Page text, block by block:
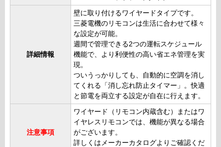
詳細情報
壁に取り付けるワイヤードタイプです。
三菱電機のリモコンは生活に合わせて様々
な設定が可能。
週間で管理できる2つの運転スケジュール
機能で、より利便性の高い省エネ管理を実
現。
ついうっかりしても、自動的に空調を消し
てくれる「消し忘れ防止タイマー」。快適
と節電を両立する設定が自在に行えます。
注意事項
ワイヤード（リモコン内蔵含む）またはワ
イヤレスリモコンでは、機能が異なる場合
がございます。
詳しくはメーカーカタログよりご確認くだ